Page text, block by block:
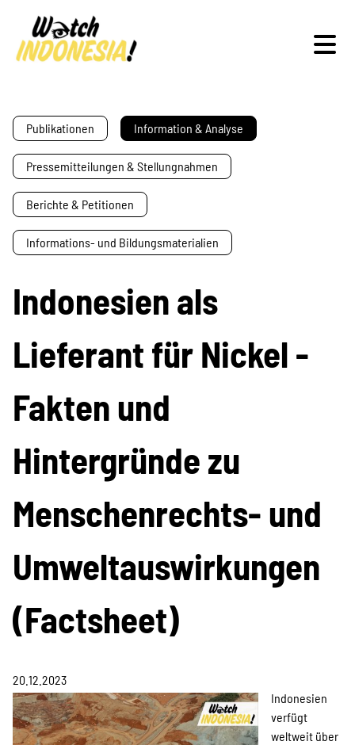
Schwerpunkte
Veranstaltungen
Publikationen
Information & Analyse
Pressemitteilungen &
Stellungnahmen
Berichte & Petitionen
Informations- und
Bildungsmaterialien
Projekte
Kampagne
Publikationen Information & Analyse
Pressemitteilungen & Stellungnahmen
Berichte & Petitionen
Informations- und Bildungsmaterialien
Indonesien als
Lieferant für Nickel -
Fakten und
Hintergründe zu
Menschenrechts- und
Umweltauswirkungen
(Factsheet)
20.12.2023
Indonesien
verfügt
weltweit über